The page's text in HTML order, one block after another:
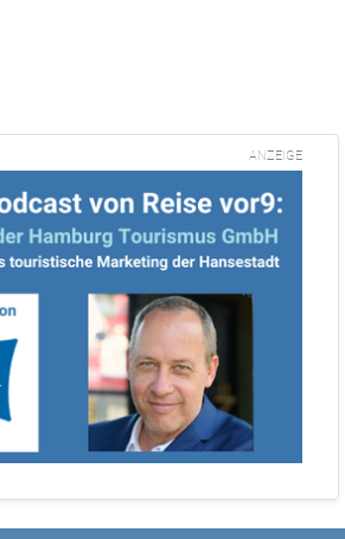
ANZEIGE